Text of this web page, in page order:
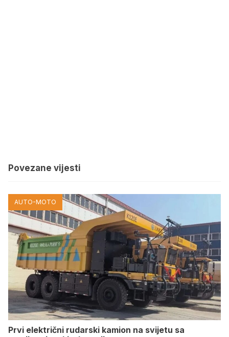
Povezane vijesti
AUTO-MOTO
Prvi električni rudarski kamion na svijetu sa